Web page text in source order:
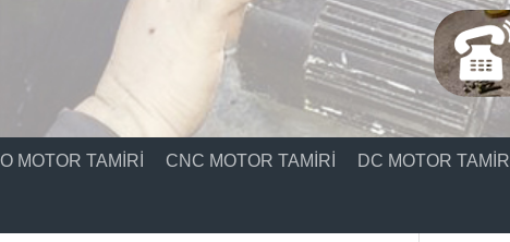
MOTOR TAMIRI CNC MOTOR TAMIRI DC MOTOR TAMIRI